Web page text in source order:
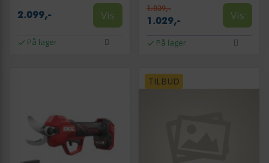
2.099,- Vis
På lager
1.039,-
1.029,- Vis
På lager
TILBUD